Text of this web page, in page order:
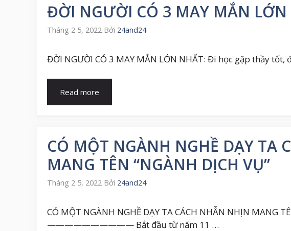
ĐỜI NGƯỜI CÓ 3 MAY MẮN LỚN
Tháng 2 5, 2022 Bởi 24and24
ĐỜI NGƯỜI CÓ 3 MAY MẮN LỚN NHẤT: Đi học gặp thầy
Read more
CÓ MỘT NGÀNH NGHỀ DẠY TA
MANG TÊN “NGÀNH DỊCH VỤ”
Tháng 2 5, 2022 Bởi 24and24
CÓ MỘT NGÀNH NGHỀ DẠY TA CÁCH NHẪN NHỊN MANG
—————————— Bắt đầu từ năm 11 …